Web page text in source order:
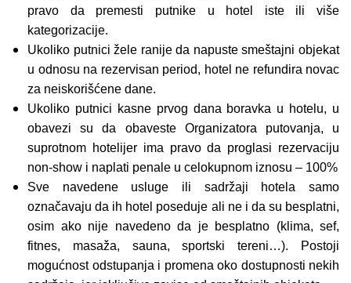
pravo da premesti putnike u hotel iste ili više
kategorizacije.
Ukoliko putnici žele ranije da napuste smeštajni objekat
u odnosu na rezervisan period, hotel ne refundira novac
za neiskorišćene dane.
Ukoliko putnici kasne prvog dana boravka u hotelu, u
obavezi su da obaveste Organizatora putovanja, u
suprotnom hotelijer ima pravo da proglasi rezervaciju
non-show i naplati penale u celokupnom iznosu – 100%
Sve navedene usluge ili sadržaji hotela samo
označavaju da ih hotel poseduje ali ne i da su besplatni,
osim ako nije navedeno da je besplatno (klima, sef,
fitnes, masaža, sauna, sportski tereni…). Postoji
mogućnost odstupanja i promena oko dostupnosti nekih